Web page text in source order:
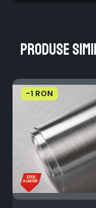
Produse
-1 RON